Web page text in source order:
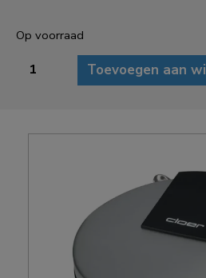
Op voorraad
289ESR
Toevoegen aan